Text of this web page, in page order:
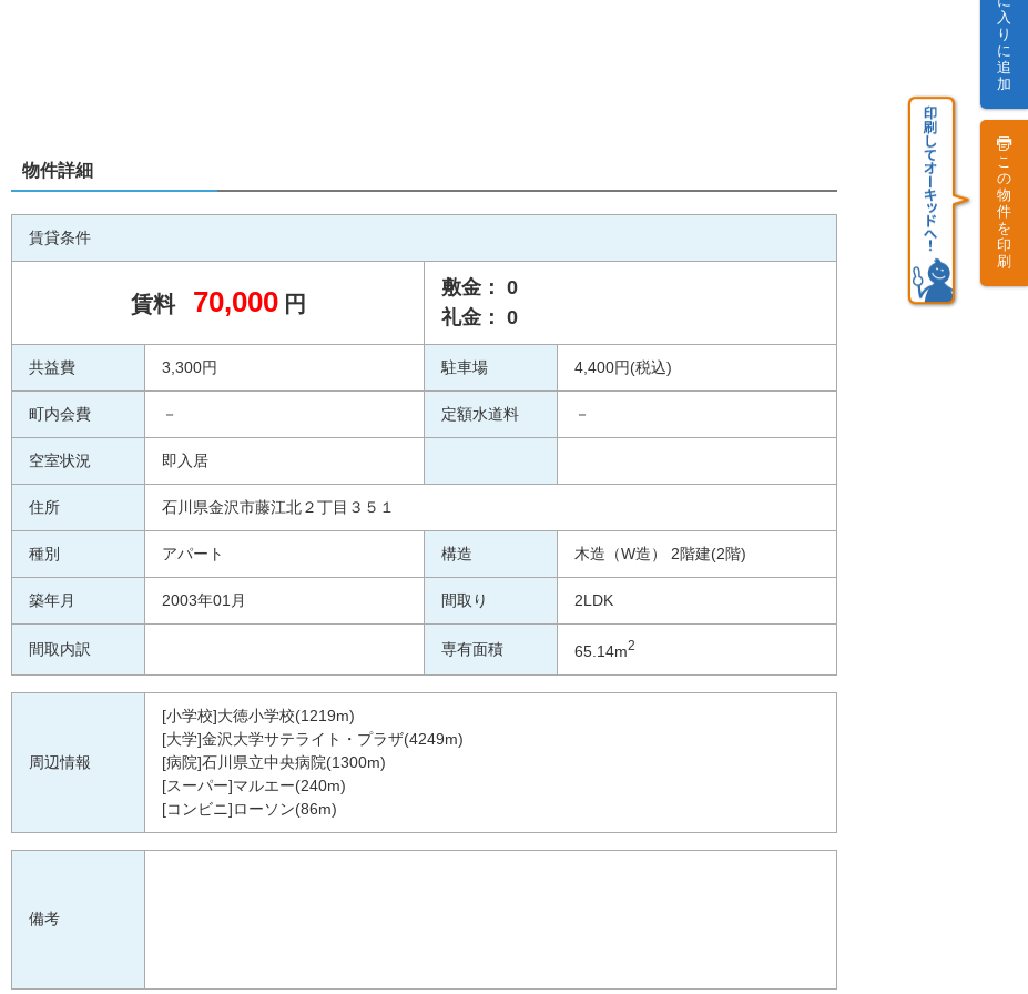
物件詳細
賃貸条件
賃料 70,000 円
敷金： 0
礼金： 0
共益費 3,300円 駐車場 4,400円(税込)
町内会費 － 定額水道料 －
空室状況 即入居
住所 石川県金沢市藤江北２丁目３５１
種別 アパート 構造 木造（W造） 2階建(2階)
築年月 2003年01月 間取り 2LDK
間取内訳 専有面積 65.14m2
周辺情報
[小学校]大徳小学校(1219m)
[大学]金沢大学サテライト・プラザ(4249m)
[病院]石川県立中央病院(1300m)
[スーパー]マルエー(240m)
[コンビニ]ローソン(86m)
備考
入
り
に
追
加
こ
の
物
件
を
印
刷